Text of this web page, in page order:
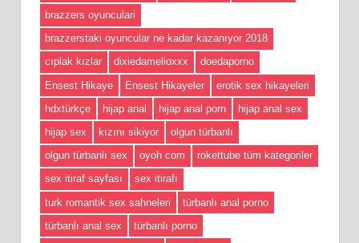
brazzers oyunculari
brazzerstaki oyuncular ne kadar kazanıyor 2018
cıplak kızlar
dixiedamelioxxx
doedaporno
Ensest Hikaye
Ensest Hikayeler
erotik sex hikayeleri
hdxtürkçe
hijap anal hijap anal porn
hijap anal sex
hijap sex
kızını sikiyor
olgun türbanlı
olgun türbanlı sex
oyoh com
rokettube tüm kategoriler
sex itiraf sayfası
sex itirafı
turk romantik sex sahneleri
türbanlı anal porno
türbanlı anal sex
türbanlı porno